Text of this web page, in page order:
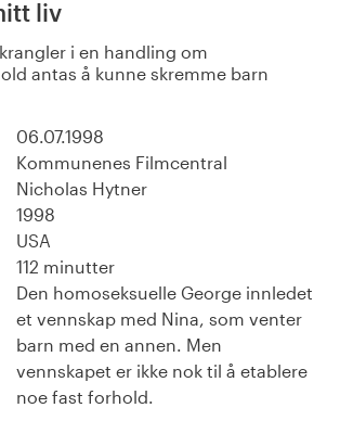
liv
i en handling om
antas å kunne skremme barn
06.07.1998
Kommunenes Filmcentral
Nicholas Hytner
1998
USA
112 minutter
Den homoseksuelle George innledet
et vennskap med Nina, som venter
barn med en annen. Men
vennskapet er ikke nok til å etablere
noe fast forhold.